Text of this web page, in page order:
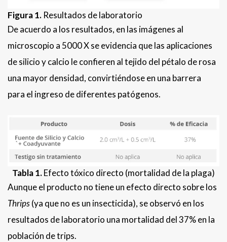
Figura 1. Resultados de laboratorio
De acuerdo a los resultados, en las imágenes al
microscopio a 5000 X se evidencia que las aplicaciones
de silicio y calcio le confieren al tejido del pétalo de rosa
una mayor densidad, convirtiéndose en una barrera
para el ingreso de diferentes patógenos.
Tabla 1.Efecto tóxico directo (mortalidad de la plaga)
Aunque el producto no tiene un efecto directo sobre los
Thrips(ya que no es un insecticida), se observó en los
resultados de laboratorio una mortalidad del 37% en la
población de trips.